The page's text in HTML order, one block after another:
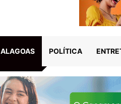
ALAGOAS POLÍTICA